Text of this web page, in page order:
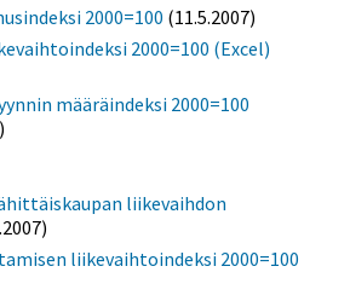
2000=100 (11.5.2007)
2000=100 (Excel)
määräindeksi 2000=100
liikevaihdon
liikevaihtoindeksi 2000=100